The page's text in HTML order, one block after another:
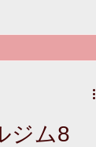
。...
ジム8